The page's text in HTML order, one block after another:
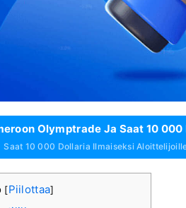
Olymptrade Ja Saat 10
Saat 10 000 Dollaria Ilmaiseksi
[Piilottaa]